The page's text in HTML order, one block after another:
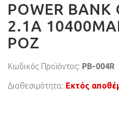
POWER BANK
2.1A
ΡΟΖ
Κωδικός Προϊόντος: PB-004R
Διαθεσιμότητα: Εκτός